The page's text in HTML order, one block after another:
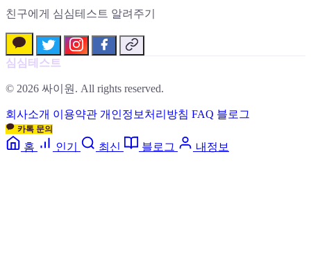
친구에게 심심테스트 알려주기
심심테스트
© 2026 싸이원. All rights reserved.
회사소개 이용약관 개인정보처리방침 FAQ 블로그
카톡 문의
홈 인기 최신 블로그 내정보